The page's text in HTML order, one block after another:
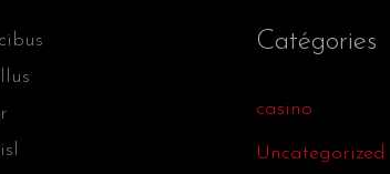
Catégories
casino
Uncategorized